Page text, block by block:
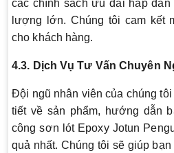
các chính sách ưu đãi hấp
lượng lớn. Chúng tôi cam kết
cho khách hàng.
4.3. Dịch Vụ Tư Vấn Chuyên
Đội ngũ nhân viên của chúng
tiết về sản phẩm, hướng dẫn
công sơn lót Epoxy Jotun
quả nhất. Chúng tôi sẽ giúp